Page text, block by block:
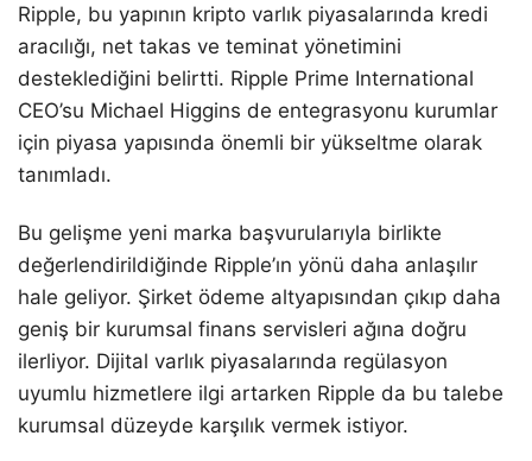
Ripple, bu yapının kripto varlık piyasalarında kredi
aracılığı, net takas ve teminat yönetimini
desteklediğini belirtti. Ripple Prime International
CEO’su Michael Higgins de entegrasyonu kurumlar
için piyasa yapısında önemli bir yükseltme olarak
tanımladı.
Bu gelişme yeni marka başvurularıyla birlikte
değerlendirildiğinde Ripple’ın yönü daha anlaşılır
hale geliyor. Şirket ödeme altyapısından çıkıp daha
geniş bir kurumsal finans servisleri ağına doğru
ilerliyor. Dijital varlık piyasalarında regülasyon
uyumlu hizmetlere ilgi artarken Ripple da bu talebe
kurumsal düzeyde karşılık vermek istiyor.